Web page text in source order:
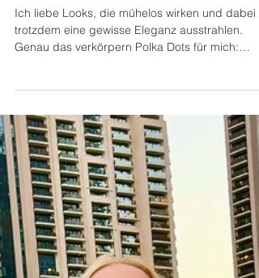
trotzdem eine gewisse Eleganz ausstrahlen.
Genau das verkörpern Polka Dots für mich:
klassisch, feminin und zugleich herrlich
unkompliziert. Meine gepunktete Bluse
mit einer schlichten Hose von Mille Milano und
meinen geliebten Miu Miu Ballerinas ist der
perfekte Begleiter für einen entspannten City-
Moment in der Sonne. Kaum ein Muster hat eine
so charmante Geschichte wie die Polka Dots.
Ihren Namen verdanken sie dem Po